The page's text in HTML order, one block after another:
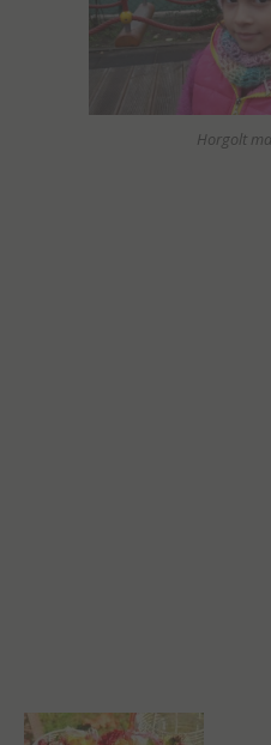
Horgolt